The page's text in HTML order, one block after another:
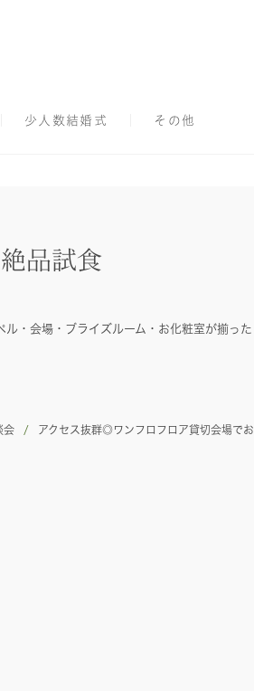
少人数結婚式 その他
品試食
・会場・ブライズルーム・お化粧室が揃った
会
アクセス抜群◎ワンフロフロア貸切会場でお